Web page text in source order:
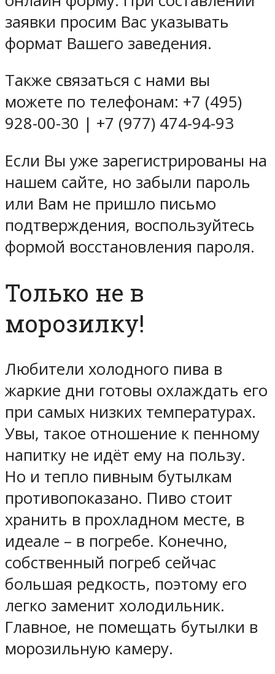
заявки просим Вас указывать
формат Вашего заведения.
Также связаться с нами вы
можете по телефонам: +7 (495)
928-00-30 | +7 (977) 474-94-93
Если Вы уже зарегистрированы на
нашем сайте, но забыли пароль
или Вам не пришло письмо
подтверждения, воспользуйтесь
формой восстановления пароля.
Только не в
морозилку!
Любители холодного пива в
жаркие дни готовы охлаждать его
при самых низких температурах.
Увы, такое отношение к пенному
напитку не идёт ему на пользу.
Но и тепло пивным бутылкам
противопоказано. Пиво стоит
хранить в прохладном месте, в
идеале – в погребе. Конечно,
собственный погреб сейчас
большая редкость, поэтому его
легко заменит холодильник.
Главное, не помещать бутылки в
морозильную камеру.